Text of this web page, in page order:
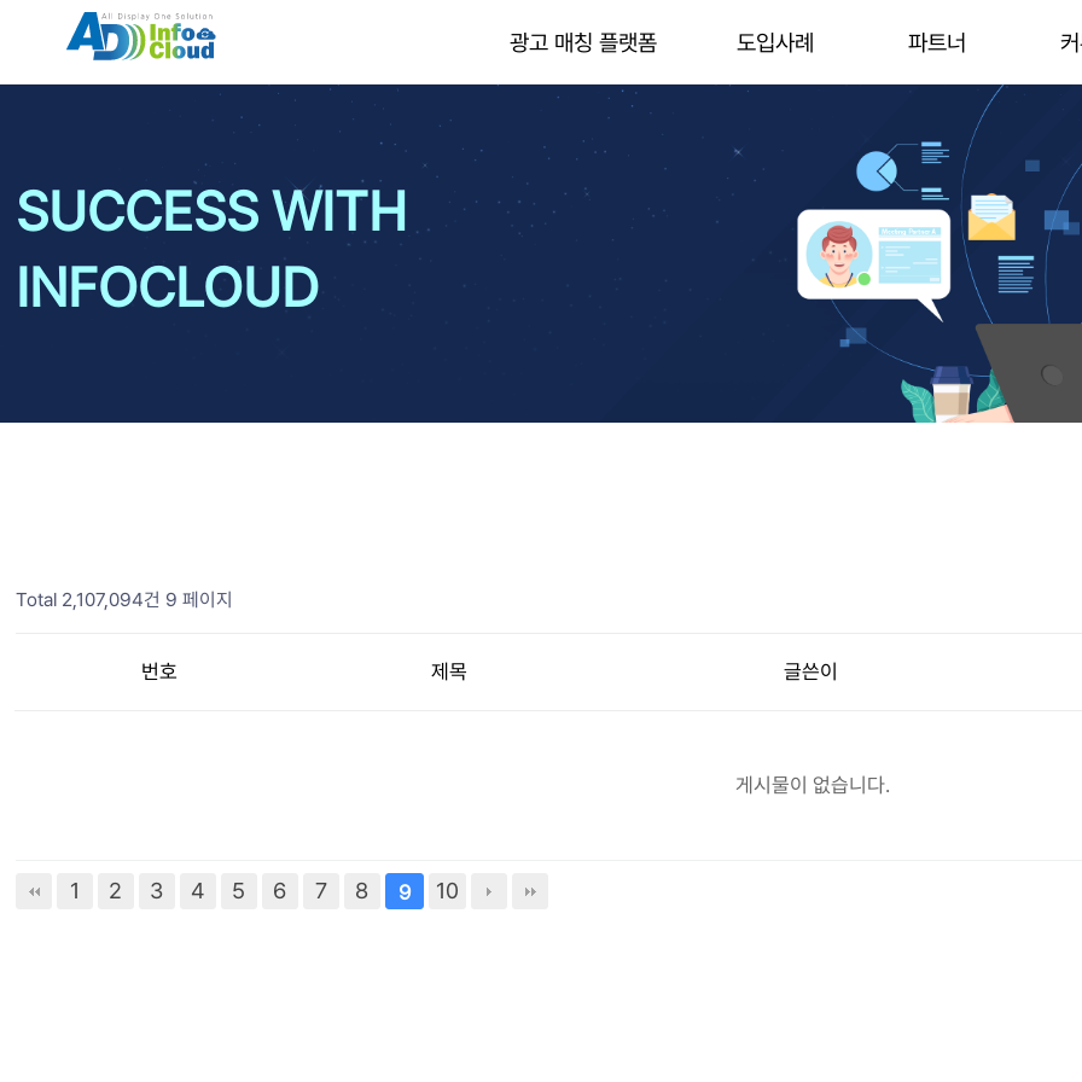
광고 매칭 플랫폼 도입사례 파트너
SUCCESS WITH
INFOCLOUD
Total 2,107,094건 9 페이지
번호 제목 글쓴이
게시물이 없습니다.
1 2 3 4 5 6 7 8 9 10